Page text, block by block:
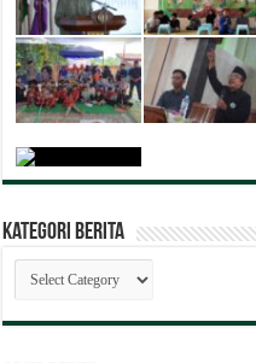
Kategori Berita
Kategori
Berita